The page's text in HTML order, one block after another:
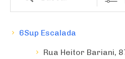
6Sup Escalada
Rua Heitor Bariani,